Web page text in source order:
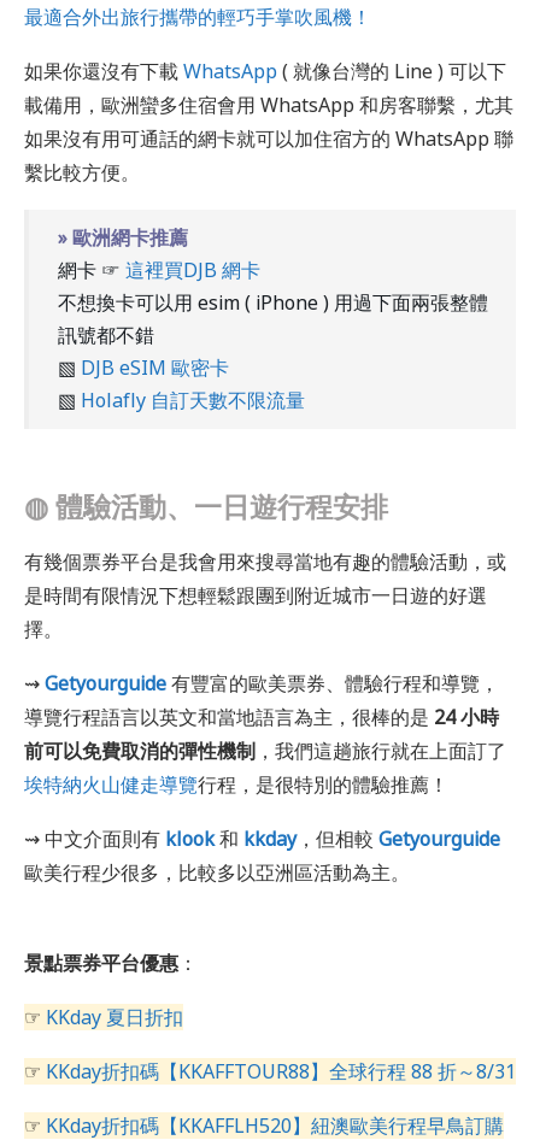
最適合外出旅行攜帶的輕巧手掌吹風機！
如果你還沒有下載WhatsApp( 就像台灣的 Line ) 可以下
載備用，歐洲蠻多住宿會用 WhatsApp 和房客聯繫，尤其
如果沒有用可通話的網卡就可以加住宿方的 WhatsApp 聯
繫比較方便。
» 歐洲網卡推薦
網卡 ☞ 這裡買DJB 網卡
不想換卡可以用 esim ( iPhone ) 用過下面兩張整體
訊號都不錯
▧ DJB eSIM 歐密卡
▧ Holafly 自訂天數不限流量
◍體驗活動、一日遊行程安排
有幾個票券平台是我會用來搜尋當地有趣的體驗活動，或
是時間有限情況下想輕鬆跟團到附近城市一日遊的好選
擇。
⇝Getyourguide有豐富的歐美票券、體驗行程和導覽，
導覽行程語言以英文和當地語言為主，很棒的是 24 小時
前可以免費取消的彈性機制 ，我們這趟旅行就在上面訂了
埃特納火山健走導覽行程，是很特別的體驗推薦！
⇝ 中文介面則有 klook和 kkday，但相較 Getyourguide
歐美行程少很多，比較多以亞洲區活動為主。
景點票券平台優惠 ：
☞ KKday 夏日折扣
☞ KKday折扣碼【KKAFFTOUR88】全球行程 88 折～8/31
☞ KKday折扣碼【KKAFFLH520】紐澳歐美行程早鳥訂購